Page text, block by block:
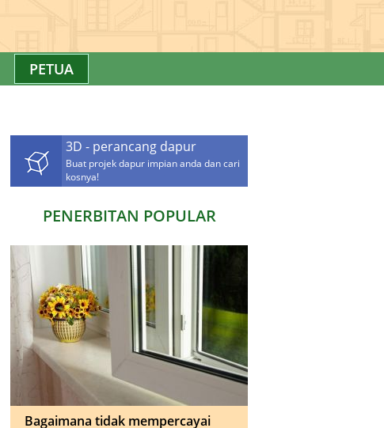
PETUA
3D - perancang dapur
Buat projek dapur impian anda dan cari
kosnya!
PENERBITAN POPULAR
Bagaimana tidak mempercayai